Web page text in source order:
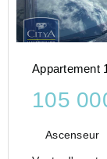
Appartement
105
Ascenseur